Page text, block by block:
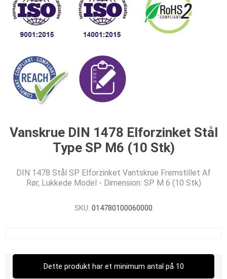
Vanskrue DIN 1478 Elforzinket Stål
Type SP M6 (10 Stk)
DIN 1478 Stål SP Elforzinket Vantskrue Fremstillet Af
Rør, Lukkede Model - Dimension: SP M 6 (10 Stk)
SKU: 014780100060000
Dette produkt har et minimum antal på 10